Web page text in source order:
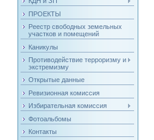
ПРОЕКТЫ
Реестр свободных земельных
участков и помещений
Каникулы
Противодействие терроризму и
экстремизму
Открытые данные
Ревизионная комиссия
Избирательная комиссия
Фотоальбомы
Контакты